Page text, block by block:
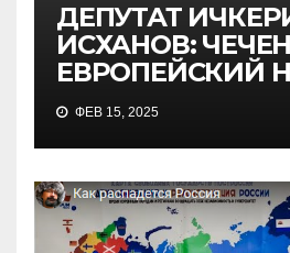
ДЕПУТАТ
ИСХАНОВ:
ЕВРОПЕЙСКИЙ
ФЕВ 15, 2025